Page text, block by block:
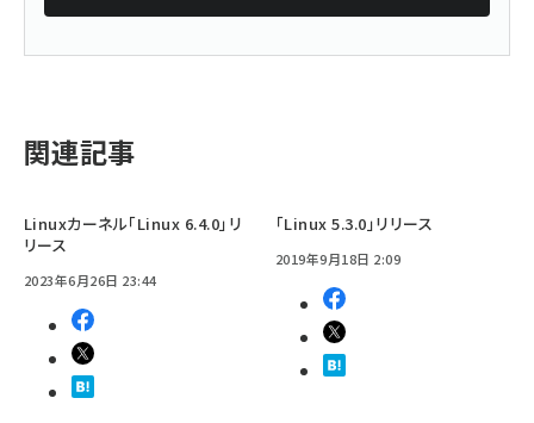
関連記事
Linuxカーネル「Linux 6.4.0」リ
リース
2023年6月26日 23:44
「Linux 5.3.0」リリース
2019年9月18日 2:09